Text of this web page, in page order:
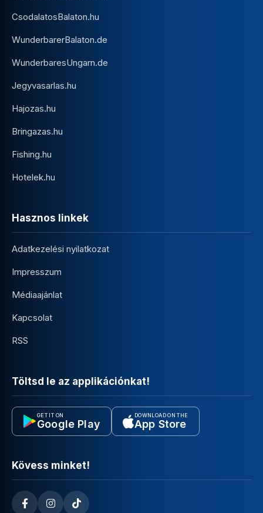
CsodalatosBalaton.hu
WunderbarerBalaton.de
WunderbaresUngarn.de
Jegyvasarlas.hu
Hajozas.hu
Bringazas.hu
Fishing.hu
Hotelek.hu
Hasznos linkek
Adatkezelési nyilatkozat
Impresszum
Médiaajánlat
Kapcsolat
RSS
Töltsd le az applikációnkat!
GET IT ON
Google Play
DOWNLOAD ON THE
App Store
Kövess minket!